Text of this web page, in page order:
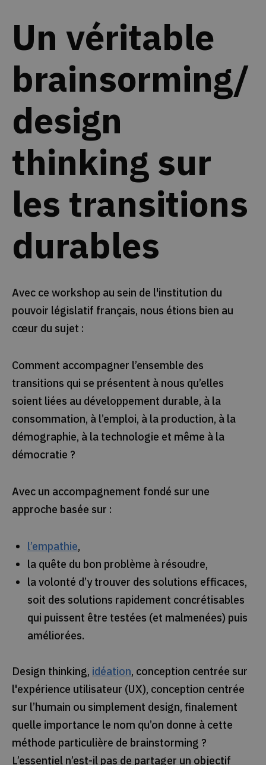
Un véritable
brainsorming/
design
thinking sur
les transitions
durables
Avec ce workshop au sein de l'institution du
pouvoir législatif français, nous étions bien au
cœur du sujet :
Comment accompagner l’ensemble des
transitions qui se présentent à nous qu’elles
soient liées au développement durable, à la
consommation, à l’emploi, à la production, à la
démographie, à la technologie et même à la
démocratie ?
Avec un accompagnement fondé sur une
approche basée sur :
l’empathie,
la quête du bon problème à résoudre,
la volonté d’y trouver des solutions efficaces,
soit des solutions rapidement concrétisables
qui puissent être testées (et malmenées) puis
améliorées.
Design thinking, idéation, conception centrée sur
l'expérience utilisateur (UX), conception centrée
sur l’humain ou simplement design, finalement
quelle importance le nom qu’on donne à cette
méthode particulière de brainstorming ?
L’essentiel n’est-il pas de partager un objectif